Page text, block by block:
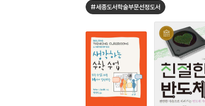
#세종도서학술부문선정도서